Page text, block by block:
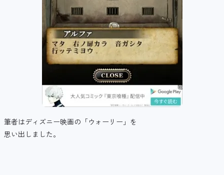
筆者はディズニー映画の「ウォーリー」を
思い出しました。